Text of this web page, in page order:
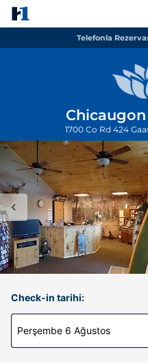
Telefonla
1700 Co Rd 424
Check-in tarihi:
Perşembe 6 Ağustos